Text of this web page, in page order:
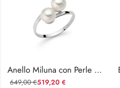
Anello Miluna con Perle Freshwater Naturali
519,20 €
649,00€